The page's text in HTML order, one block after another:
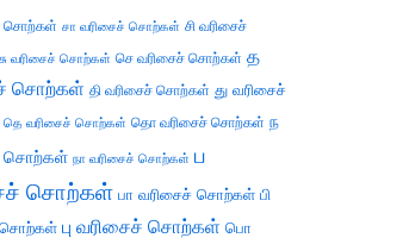
சொற்கள் சா வரிசைச் சொற்கள் சி வரிசைச்
சு வரிசைச் சொற்கள் செ வரிசைச் சொற்கள் த
சொற்கள் தி வரிசைச் சொற்கள் து வரிசைச்
தெ வரிசைச் சொற்கள் தொ வரிசைச் சொற்கள் ந
சொற்கள் நா வரிசைச் சொற்கள் ப
சொற்கள் பா வரிசைச் சொற்கள் பி
சொற்கள் பு வரிசைச் சொற்கள் பொ